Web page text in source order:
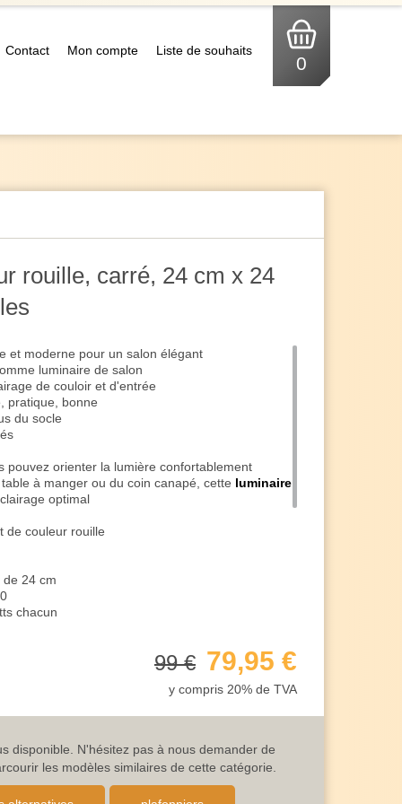
Contact Mon compte Liste de souhaits
0
rouille, carré, 24 cm x 24
et moderne pour un salon élégant
luminaire de salon
de couloir et d'entrée
pratique, bonne
du socle
pouvez orienter la lumière confortablement
à manger ou du coin canapé, cette luminaire
optimal
de couleur rouille
24 cm
chacun
convient donc parfaitement à l'éclairage intérieur
de quantité si vous achetez un grand nombre
pas à nous contacter
99 € 79,95 €
y compris 20% de TVA
disponible. N'hésitez pas à nous demander de
les modèles similaires de cette catégorie.